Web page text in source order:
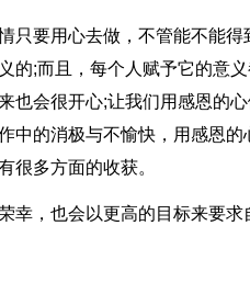
只要用心去做，不管能不能
的;而且，每个人赋予它的意
也会很开心;让我们用感恩的
中的消极与不愉快，用感恩
很多方面的收获。
幸，也会以更高的目标来要